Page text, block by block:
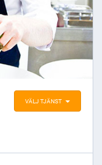
VÄLJ TJÄNST